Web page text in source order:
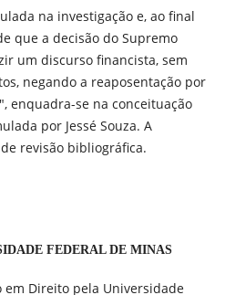
na investigação e, ao final
que a decisão do Supremo
um discurso financista, sem
negando a reaposentação por
enquadra-se na conceituação
por Jessé Souza. A
revisão bibliográfica.
FEDERAL DE MINAS
em Direito pela Universidade